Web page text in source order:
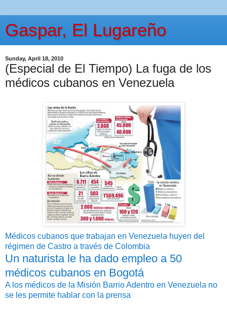
Gaspar, El Lugareño
Sunday, April 18, 2010
(Especial de El Tiempo) La fuga de los
médicos cubanos en Venezuela
Médicos cubanos que trabajan en Venezuela huyen del
régimen de Castro a través de Colombia
Un naturista le ha dado empleo a 50
médicos cubanos en Bogotá
A los médicos de la Misión Barrio Adentro en Venezuela no
se les permite hablar con la prensa